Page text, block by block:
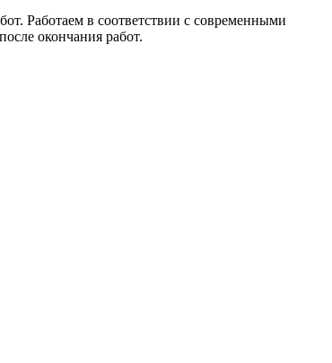
Работаем в соответствии с современными
окончания работ.